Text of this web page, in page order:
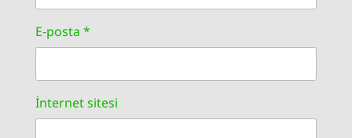
E-posta *
İnternet sitesi